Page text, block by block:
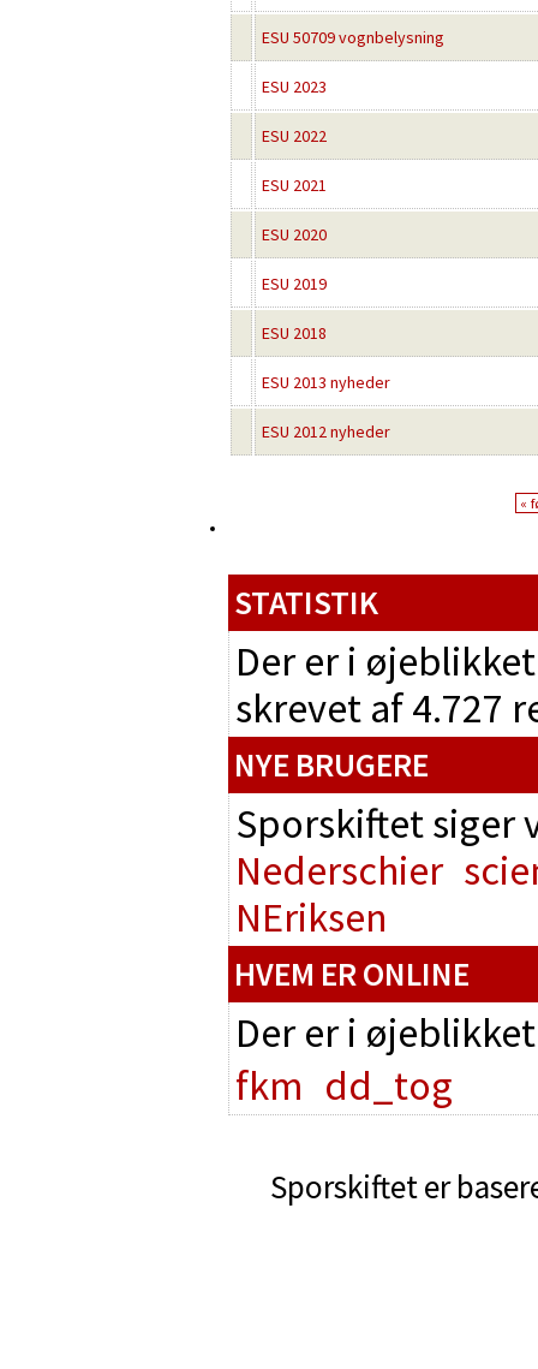
ESU 50709 vognbelysning
ESU 2023
ESU 2022
ESU 2021
ESU 2020
ESU 2019
ESU 2018
ESU 2013 nyheder
ESU 2012 nyheder
«
STATISTIK
Der er i
skrevet af 4.727
NYE BRUGERE
Sporskiftet
Nederschier
NEriksen
HVEM ER ONLINE
Der er i
fkm dd_tog
Sporskiftet er